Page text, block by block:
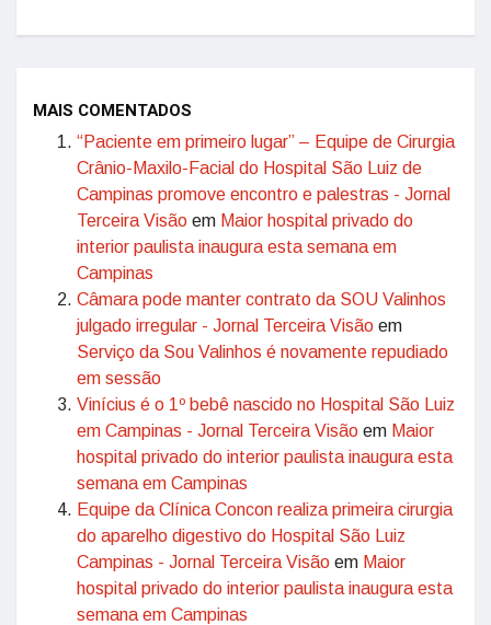
MAIS COMENTADOS
“Paciente em primeiro lugar” – Equipe de Cirurgia
Crânio-Maxilo-Facial do Hospital São Luiz de
Campinas promove encontro e palestras - Jornal
Terceira Visão em Maior hospital privado do
interior paulista inaugura esta semana em
Campinas
Câmara pode manter contrato da SOU Valinhos
julgado irregular - Jornal Terceira Visão em
Serviço da Sou Valinhos é novamente repudiado
em sessão
Vinícius é o 1º bebê nascido no Hospital São Luiz
em Campinas - Jornal Terceira Visão em Maior
hospital privado do interior paulista inaugura esta
semana em Campinas
Equipe da Clínica Concon realiza primeira cirurgia
do aparelho digestivo do Hospital São Luiz
Campinas - Jornal Terceira Visão em Maior
hospital privado do interior paulista inaugura esta
semana em Campinas